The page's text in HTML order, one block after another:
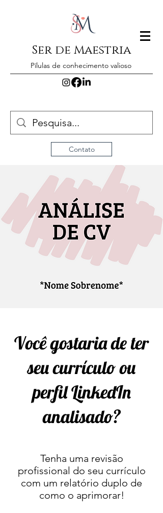
Ser de Maestria
Pílulas de conhecimento valioso
Contato
Você gostaria de ter
seu currículo ou
perfil LinkedIn
analisado?
Tenha uma revisão
profissional do seu currículo
com um relatório duplo de
como o aprimorar!